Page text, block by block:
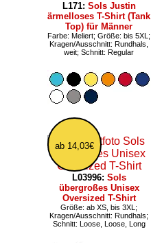
L171: Sols Justin
ärmelloses T-Shirt (Tank
Top) für Männer
Farbe: Meliert; Größe: bis 5XL;
Kragen/Ausschnitt: Rundhals,
weit; Schnitt: Regular
ab 14,03€
L03996: Sols
übergroßes Unisex
Oversized T-Shirt
Größe: ab XS, bis 3XL;
Kragen/Ausschnitt: Rundhals;
Schnitt: Loose, Loose, Long